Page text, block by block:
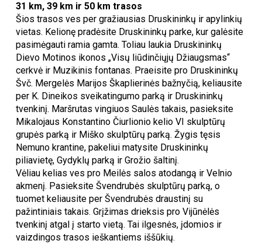
31 km, 39 km ir 50 km trasos
Šios trasos ves per gražiausias Druskininkų ir apylinkių
vietas. Kelionę pradėsite Druskininkų parke, kur galėsite
pasimėgauti ramia gamta. Toliau laukia Druskininkų
Dievo Motinos ikonos „Visų liūdinčiųjų Džiaugsmas“
cerkvė ir Muzikinis fontanas. Praeisite pro Druskininkų
Švč. Mergelės Marijos Škaplierinės bažnyčią, keliausite
per K. Dineikos sveikatingumo parką ir Druskininkų
tvenkinį. Maršrutas vingiuos Saulės takais, pasieksite
Mikalojaus Konstantino Čiurlionio kelio VI skulptūrų
grupės parką ir Miško skulptūrų parką. Žygis tęsis
Nemuno krantine, pakeliui matysite Druskininkų
piliavietę, Gydyklų parką ir Grožio šaltinį.
Vėliau kelias ves pro Meilės salos atodangą ir Velnio
akmenį. Pasieksite Švendrubės skulptūrų parką, o
tuomet keliausite per Švendrubės draustinį su
pažintiniais takais. Grįžimas drieksis pro Vijūnėlės
tvenkinį atgal į starto vietą. Tai ilgesnės, įdomios ir
vaizdingos trasos ieškantiems iššūkių.